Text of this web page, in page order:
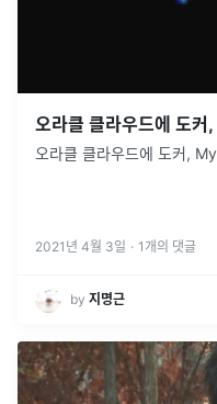
오라클 클라우드에 도커
오라클 클라우드에 도커,
2021년 4월 3일 · 1 개의 댓글
by 지명근